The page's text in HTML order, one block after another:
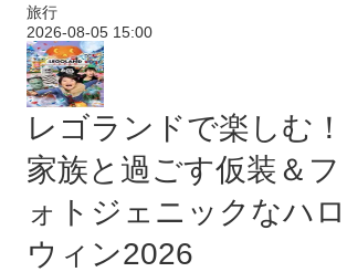
旅行
2026-08-05 15:00
レゴランドで楽しむ！
家族と過ごす仮装＆フ
ォトジェニックなハロ
ウィン2026